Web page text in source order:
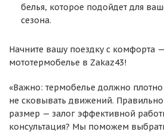
белья, которое подойдет для
сезона.
Начните вашу поездку с комфорта
мототермобелье в Zakaz43!
«Важно: термобелье должно плотно
не сковывать движений.
размер — залог эффективной
консультация? Мы поможем